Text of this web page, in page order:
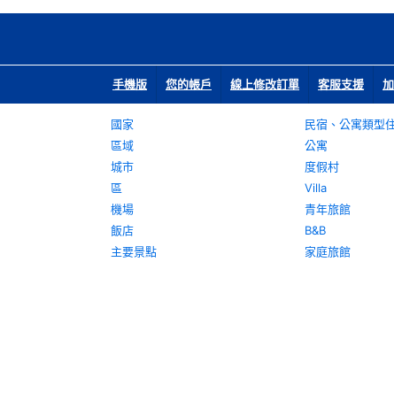
手機版 您的帳戶 線上修改訂單 客服支援
國家
區域
城市
區
機場
飯店
主要景點
民宿、公寓類型
公寓
度假村
Villa
青年旅館
B&B
家庭旅館